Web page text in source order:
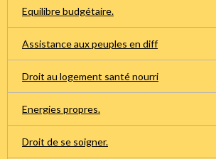
Equilibre budgétaire.
Assistance aux peuples en diff
Droit au logement santé nourri
Energies propres.
Droit de se soigner.